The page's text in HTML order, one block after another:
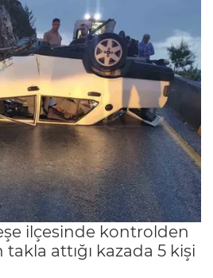
ilçesinde kontrolden
attığı kazada 5 kişi